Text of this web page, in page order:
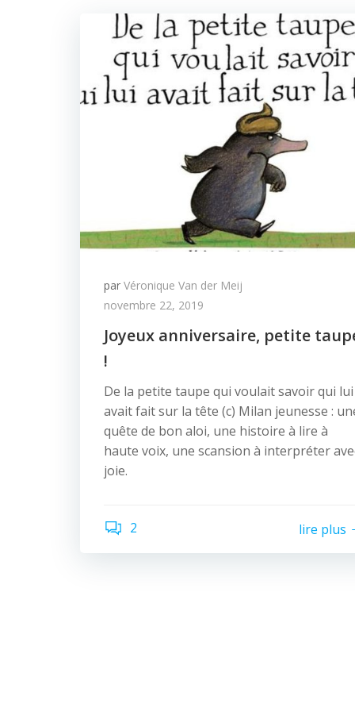
par Véronique Van der Meij
novembre 22, 2019
Joyeux anniversaire, petite
!
De la petite taupe qui voulait savoir qui lui
avait fait sur la tête (c) Milan jeunesse :
quête de bon aloi, une histoire à lire à
haute voix, une scansion à interpréter
joie.
2 lire plus